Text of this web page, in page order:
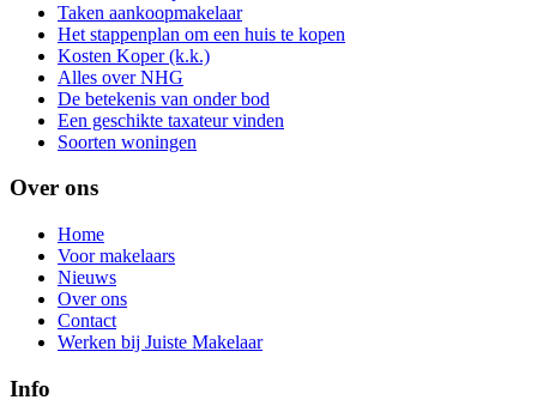
Taken aankoopmakelaar
Het stappenplan om een huis te kopen
Kosten Koper (k.k.)
Alles over NHG
De betekenis van onder bod
Een geschikte taxateur vinden
Soorten woningen
Over ons
Home
Voor makelaars
Nieuws
Over ons
Contact
Werken bij Juiste Makelaar
Info